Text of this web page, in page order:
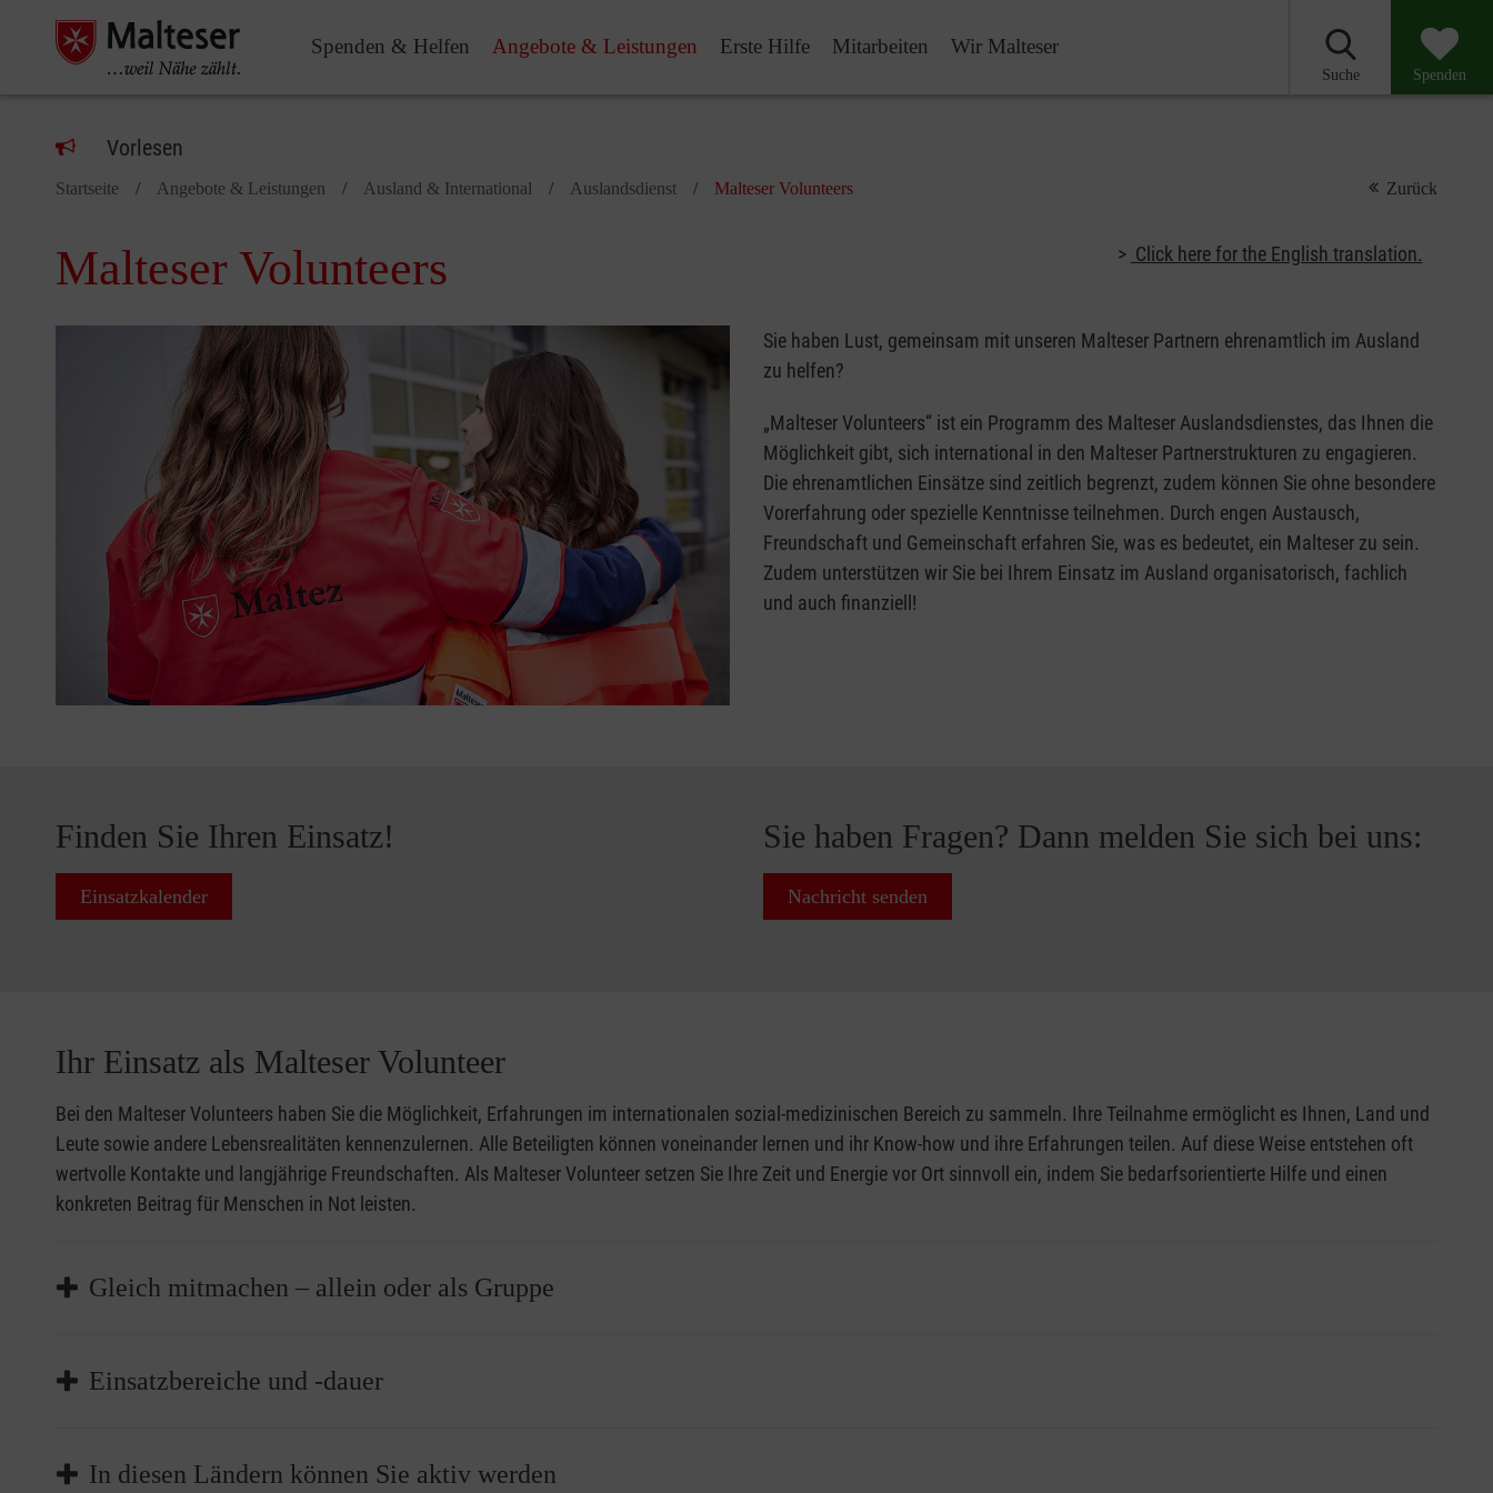
Spenden & Helfen Angebote & Leistungen Erste Hilfe Mitarbeiten Wir Malteser
Suche Spenden
Vorlesen
Startseite Angebote & Leistungen Ausland & International Auslandsdienst Malteser Volunteers Zurück
Malteser Volunteers > Click here for the English translation.
Sie haben Lust, gemeinsam mit unseren Malteser Partnern ehrenamtlich im Ausland
zu helfen?
„Malteser Volunteers“ ist ein Programm des Malteser Auslandsdienstes, das Ihnen die
Möglichkeit gibt, sich international in den Malteser Partnerstrukturen zu engagieren.
Die ehrenamtlichen Einsätze sind zeitlich begrenzt, zudem können Sie ohne besondere
Vorerfahrung oder spezielle Kenntnisse teilnehmen. Durch engen Austausch,
Freundschaft und Gemeinschaft erfahren Sie, was es bedeutet, ein Malteser zu sein.
Zudem unterstützen wir Sie bei Ihrem Einsatz im Ausland organisatorisch, fachlich
und auch finanziell!
Finden Sie Ihren Einsatz!
Einsatzkalender
Sie haben Fragen? Dann melden Sie sich bei uns:
Nachricht senden
Ihr Einsatz als Malteser Volunteer
Bei den Malteser Volunteers haben Sie die Möglichkeit, Erfahrungen im internationalen sozial-medizinischen Bereich zu sammeln. Ihre Teilnahme ermöglicht es Ihnen, Land und
Leute sowie andere Lebensrealitäten kennenzulernen. Alle Beteiligten können voneinander lernen und ihr Know-how und ihre Erfahrungen teilen. Auf diese Weise entstehen oft
wertvolle Kontakte und langjährige Freundschaften. Als Malteser Volunteer setzen Sie Ihre Zeit und Energie vor Ort sinnvoll ein, indem Sie bedarfsorientierte Hilfe und einen
konkreten Beitrag für Menschen in Not leisten.
Gleich mitmachen – allein oder als Gruppe
Das Malteser Volunteers Programm steht vor allem Maltesern – sowohl aus dem Haupt- als auch dem Ehrenamt – offen. Aber auch externe Personen sind willkommen,
sofern sie sich mit den Werten der Malteser identifizieren können. Teilnehmen können Einzelpersonen und auch kleinere Gruppen.
Einsatzbereiche und -dauer
Ihre Einsatzmöglichkeiten als Malteser Volunteer sind vielfältig und umfassen zahlreiche Dienste in verschiedenen Ländern. Sie können sich ganz den eigenen Interessen
In diesen Ländern können Sie aktiv werden